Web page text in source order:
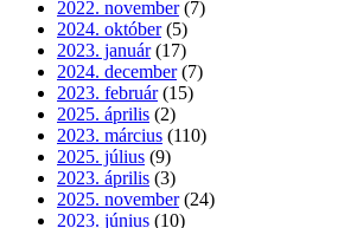
2022. november (7)
2024. október (5)
2023. január (17)
2024. december (7)
2023. február (15)
2025. április (2)
2023. március (110)
2025. július (9)
2023. április (3)
2025. november (24)
2023. június (10)